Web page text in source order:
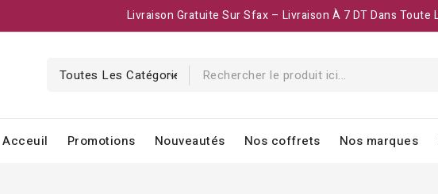
Livraison Gratuite Sur Sfax – Livraison À 7 DT Dans Toute
Acceuil Promotions Nouveautés Nos coffrets Nos marques